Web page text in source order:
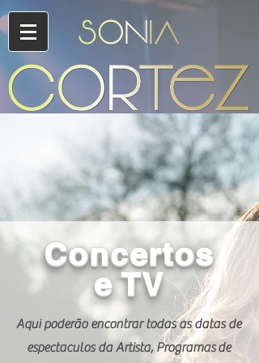
Concertos
e TV
Aqui poderão encontrar todas as datas de
espectaculos da Artista, Programas de